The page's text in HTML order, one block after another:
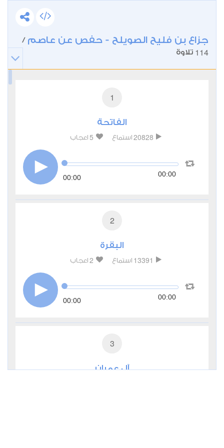
جزاع بن فليح الصويلح - حفص عن عاصم /
114 تلاوة
1
الفاتحة
20828 استماع 5 اعجاب
00:00 00:00
2
البقرة
13391 استماع 2 اعجاب
00:00 00:00
3
آل عمران